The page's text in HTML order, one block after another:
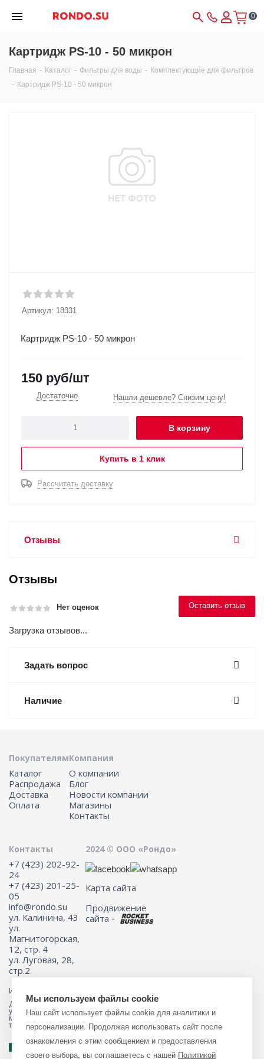
0
Картридж PS-10 - 50 микрон
Главная - Каталог - Фильтры для воды - Комплектующие для фильтров
- Картридж PS-10 - 50 микрон
Артикул: 18331
Картридж PS-10 - 50 микрон
150 руб/шт
Достаточно Нашли дешевле? Снизим цену!
В корзину
Купить в 1 клик
Рассчитать доставку
Отзывы
Отзывы
Нет оценок Оставить отзыв
Загрузка отзывов...
Задать вопрос
Наличие
Покупателям
Каталог
Распродажа
Доставка
Оплата
Компания
О компании
Блог
Новости компании
Магазины
Контакты
Контакты
+7 (423) 202-92-
24
+7 (423) 201-25-
05
info@rondo.su
ул. Калинина, 43
ул.
Магнитогорская,
12, стр. 4
ул. Луговая, 28,
стр.2
2024 © ООО «Рондо»
Карта сайта
Продвижение
сайта -
Информация на сайте не является публичной офертой.
Для получения подробной информации о наличии и стоимости
указанных товаров и (или) услуг, пожалуйста, обращайтесь к
менеджеру сайта с помощью специальной формы связи или по
телефону 8 (423) 201-25-05
Мы используем файлы cookie
Наш сайт использует файлы cookie для аналитики и
персонализации. Продолжая использовать сайт после
ознакомления с этим сообщением и предоставления
своего выбора, вы соглашаетесь с нашей Политикой